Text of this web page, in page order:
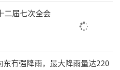
安全应急预案，消除托
师生人身安全。
市教育高质量发展的改革
二届七次全会
有强降雨，最大降雨量达220